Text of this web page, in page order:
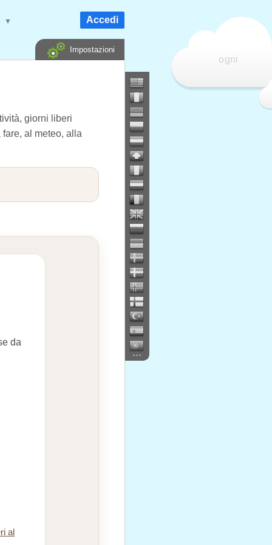
ogni
▼ Accedi
Impostazioni
...
giorni liberi
al meteo, alla
da
al